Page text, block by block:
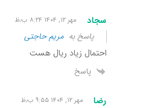
سجاد مهر ۱۲, ۱۴۰۴ ۸:۲۴ ب٫ظ
پاسخ به مریم حاجتی
احتمال زیاد ریال هست
پاسخ
رضا مهر ۱۲, ۱۴۰۴ ۹:۵۵ ب٫ظ